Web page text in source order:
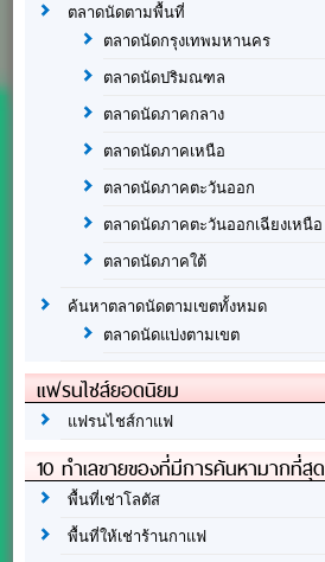
ตลาดนัดตามพื้นที่
ตลาดนัดกรุงเทพมหานคร
ตลาดนัดปริมณฑล
ตลาดนัดภาคกลาง
ตลาดนัดภาคเหนือ
ตลาดนัดภาคตะวันออก
ตลาดนัดภาคตะวันออกเฉียงเหนือ
ตลาดนัดภาคใต้
ค้นหาตลาดนัดตามเขตทั้งหมด
ตลาดนัดแบ่งตามเขต
แฟรนไชส์ยอดนิยม
แฟรนไชส์กาแฟ
10 ทำเลขายของที่มีการค้นหามากที่สุด
พื้นที่เช่าโลตัส
พื้นที่ให้เช่าร้านกาแฟ